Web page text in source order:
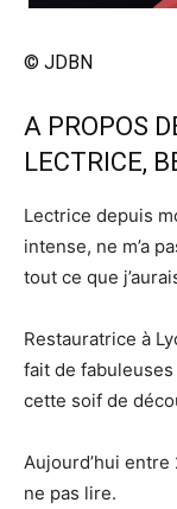
© JDBN
A PROPOS
LECTRICE,
Lectrice depuis
intense, ne m’a
tout ce que
Restauratrice à
fait de
cette soif de
Aujourd’hui
ne pas lire.